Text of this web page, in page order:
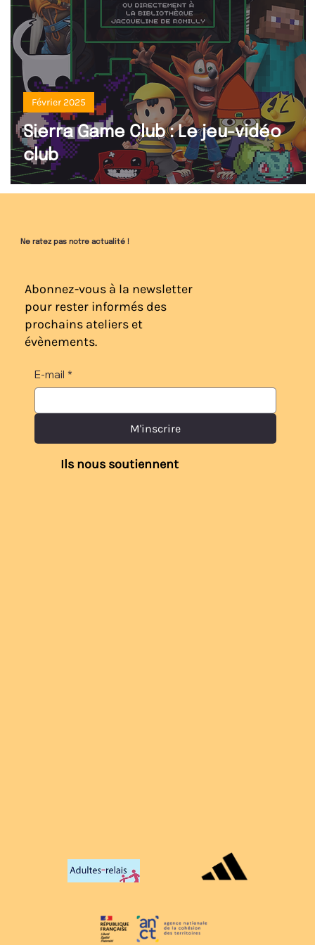
Sierra Game Club : Le jeu-vidéo
club
Février 2025
Ne ratez pas notre actualité !
E-mail *
M'inscrire
Abonnez-vous à la newsletter
pour rester informés des
prochains ateliers et
évènements.
Ils nous soutiennent